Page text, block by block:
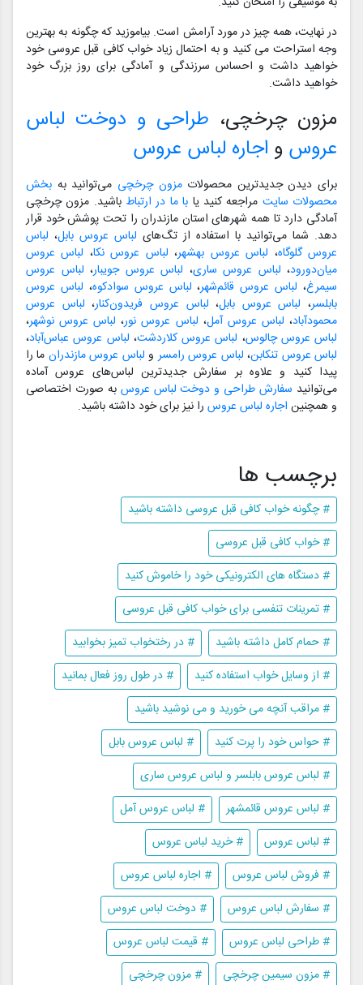
در نهایت، همه چیز در مورد آرامش است. بیاموزید که چگونه به بهترین
وجه استراحت می کنید و به احتمال زیاد خواب کافی قبل عروسی خود
خواهید داشت و احساس سرزندگی و آمادگی برای روز بزرگ خود
خواهید داشت.
مزون چرخچی، طراحی و دوخت لباس
عروس و اجاره لباس عروس
برای دیدن جدیدترین محصولاتمزون چرخچی می‌توانید به بخش
محصولات سایت مراجعه کنید یا با ما در ارتباط باشید. مزون چرخچی
آمادگی دارد تا همه شهرهای استان مازندران را تحت پوشش خود قرار
دهد. شما می‌توانید با استفاده از تگ‌های لباس عروس بابل، لباس
عروس گلوگاه، لباس عروس بهشهر، لباس عروس نکا، لباس عروس
میان‌دورود، لباس عروس ساری، لباس عروس جویبار، لباس عروس
سیمرغ، لباس عروس قائم‌شهر، لباس عروس سوادکوه، لباس عروس
بابلسر، لباس عروس بابل، لباس عروس فریدون‌کنار، لباس عروس
محمودآباد، لباس عروس آمل، لباس عروس نور، لباس عروس نوشهر،
لباس عروس چالوس، لباس عروس کلاردشت، لباس عروس عباس‌آباد،
لباس عروس تنکابن، لباس عروس رامسر و لباس عروس مازندران ما را
پیدا کنید و علاوه بر سفارش جدیدترین لباس‌های عروس آماده
می‌توانید سفارش طراحی و دوخت لباس عروس به صورت اختصاصی
و همچنین اجاره لباس عروس را نیز برای خود داشته باشید.
برچسب ها
# چگونه خواب کافی قبل عروسی داشته باشید
# خواب کافی قبل عروسی
# دستگاه های الکترونیکی خود را خاموش کنید
# تمرینات تنفسی برای خواب کافی قبل عروسی
# حمام کامل داشته باشید
# در رختخواب تمیز بخوابید
# از وسایل خواب استفاده کنید
# در طول روز فعال بمانید
# مراقب آنچه می خورید و می نوشید باشید
# حواس خود را پرت کنید
# لباس عروس بابل
# لباس عروس بابلسر و لباس عروس ساری
# لباس عروس قائمشهر
# لباس عروس آمل
# لباس عروس
# خرید لباس عروس
# فروش لباس عروس
# اجاره لباس عروس
# سفارش لباس عروس
# دوخت لباس عروس
# طراحی لباس عروس
# قیمت لباس عروس
# مزون سیمین چرخچی
# مزون چرخچی